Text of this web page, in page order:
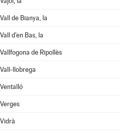
Vall de Bianya, la
Vall d'en Bas, la
Vallfogona de Ripollès
Vall-llobrega
Ventalló
Verges
Vidrà